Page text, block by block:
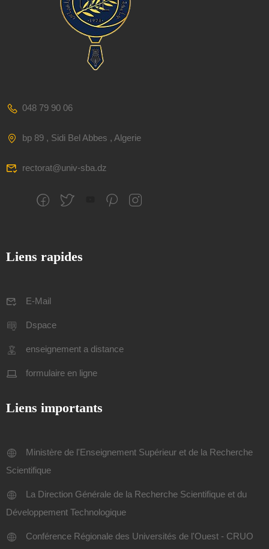
048 79 90 06
bp 89 , Sidi Bel Abbes , Algerie
rectorat@univ-sba.dz
Liens rapides
E-Mail
Dspace
enseignement a distance
formulaire en ligne
Liens importants
Ministère de l'Enseignement Supérieur et de la Recherche
Scientifique
La Direction Générale de la Recherche Scientifique et du
Développement Technologique
Conférence Régionale des Universités de l'Ouest - CRUO